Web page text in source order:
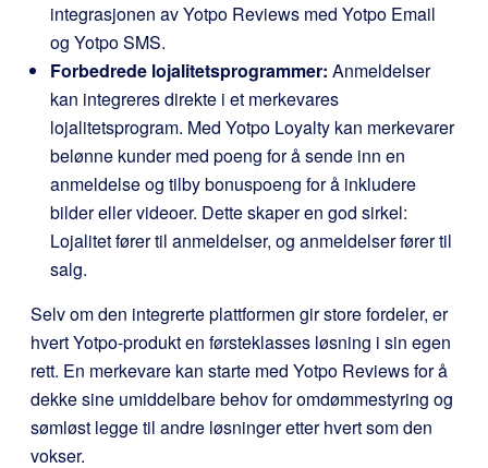
integrasjonen av Yotpo Reviews med Yotpo Email
og Yotpo SMS.
Forbedrede lojalitetsprogrammer: Anmeldelser
kan integreres direkte i et merkevares
lojalitetsprogram. Med Yotpo Loyalty kan merkevarer
belønne kunder med poeng for å sende inn en
anmeldelse og tilby bonuspoeng for å inkludere
bilder eller videoer. Dette skaper en god sirkel:
Lojalitet fører til anmeldelser, og anmeldelser fører til
salg.
Selv om den integrerte plattformen gir store fordeler, er
hvert Yotpo-produkt en førsteklasses løsning i sin egen
rett. En merkevare kan starte med Yotpo Reviews for å
dekke sine umiddelbare behov for omdømmestyring og
sømløst legge til andre løsninger etter hvert som den
vokser.